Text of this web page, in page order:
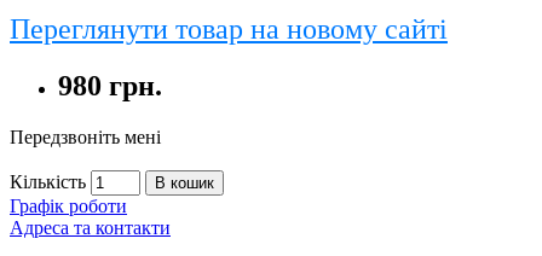
Переглянути товар на новому сайті
980 грн.
Передзвоніть мені
Кількість В кошик
Графік роботи
Адреса та контакти